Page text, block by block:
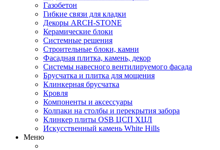
Газобетон
Гибкие связи для кладки
Декоры ARCH-STONE
Керамические блоки
Системные решения
Строительные блоки, камни
Фасадная плитка, камень, декор
Системы навесного вентилируемого фасада
Брусчатка и плитка для мощения
Клинкерная брусчатка
Кровля
Компоненты и аксессуары
Колпаки на столбы и перекрытия забора
Клинкер плиты OSB ЦСП ХЦЛ
Искусственный камень White Hills
Меню